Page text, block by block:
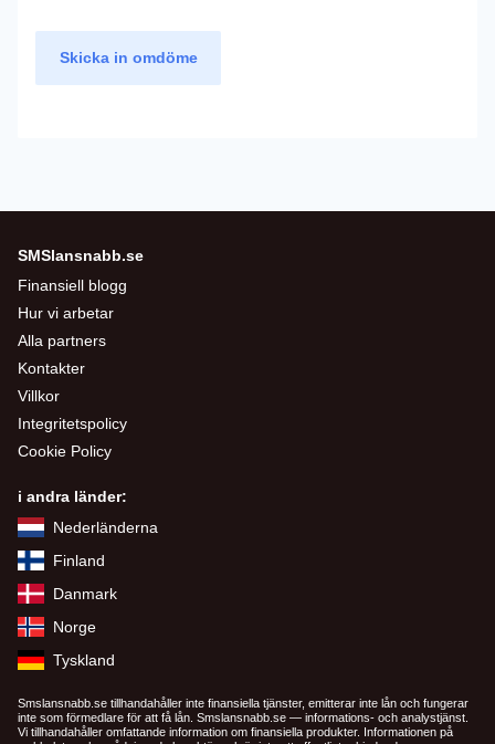
Skicka in omdöme
SMSlansnabb.se
Finansiell blogg
Hur vi arbetar
Alla partners
Kontakter
Villkor
Integritetspolicy
Cookie Policy
i andra länder:
Nederländerna
Finland
Danmark
Norge
Tyskland
Smslansnabb.se tillhandahåller inte finansiella tjänster, emitterar inte lån och fungerar
inte som förmedlare för att få lån. Smslansnabb.se — informations- och analystjänst.
Vi tillhandahåller omfattande information om finansiella produkter. Informationen på